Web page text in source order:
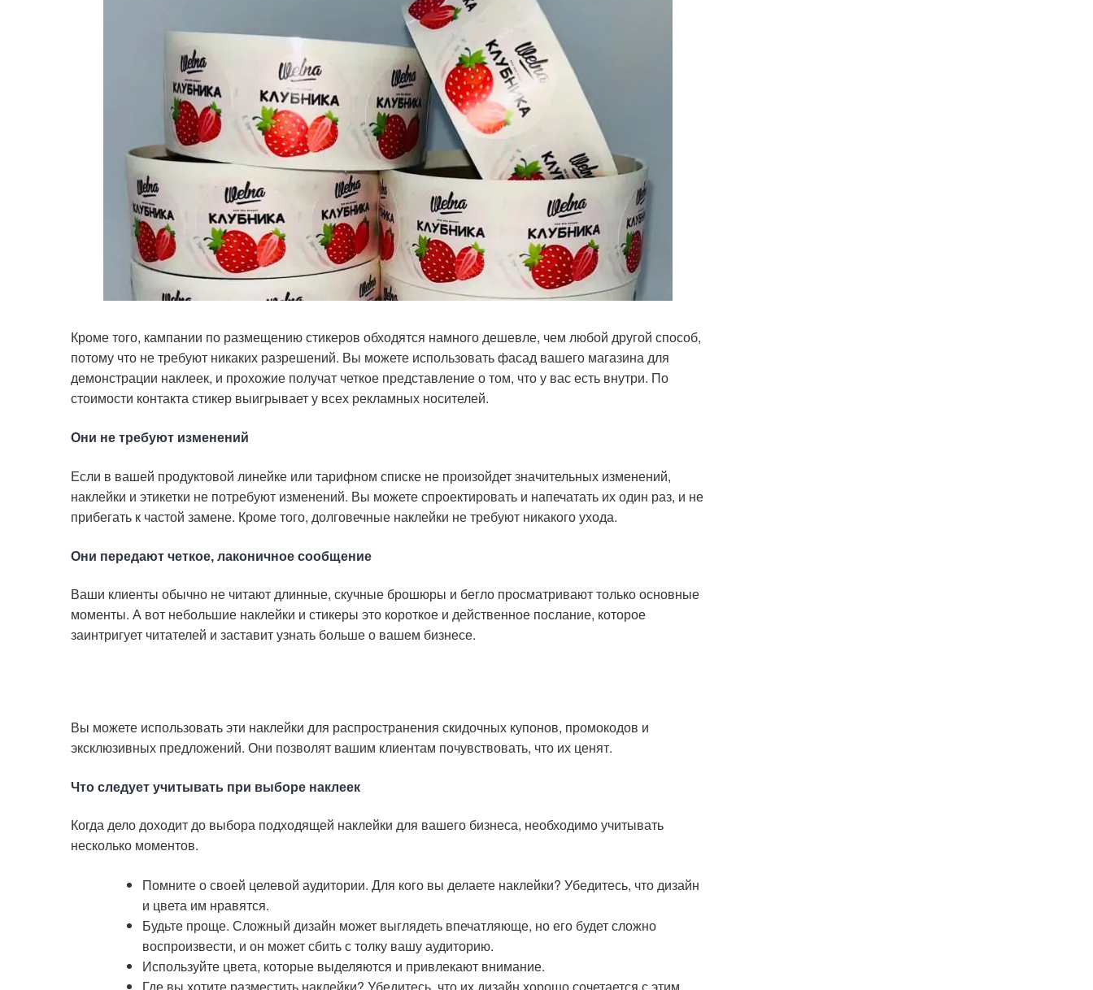
Кроме того, кампании по размещению стикеров обходятся намного дешевле, чем любой другой способ,
потому что не требуют никаких разрешений. Вы можете использовать фасад вашего магазина для
демонстрации наклеек, и прохожие получат четкое представление о том, что у вас есть внутри. По
стоимости контакта стикер выигрывает у всех рекламных носителей.
Они не требуют изменений
Если в вашей продуктовой линейке или тарифном списке не произойдет значительных изменений,
наклейки и этикетки не потребуют изменений. Вы можете спроектировать и напечатать их один раз, и не
прибегать к частой замене. Кроме того, долговечные наклейки не требуют никакого ухода.
Они передают четкое, лаконичное сообщение
Ваши клиенты обычно не читают длинные, скучные брошюры и бегло просматривают только основные
моменты. А вот небольшие наклейки и стикеры это короткое и действенное послание, которое
заинтригует читателей и заставит узнать больше о вашем бизнесе.
Вы можете использовать эти наклейки для распространения скидочных купонов, промокодов и
эксклюзивных предложений. Они позволят вашим клиентам почувствовать, что их ценят.
Что следует учитывать при выборе наклеек
Когда дело доходит до выбора подходящей наклейки для вашего бизнеса, необходимо учитывать
несколько моментов.
Помните о своей целевой аудитории. Для кого вы делаете наклейки? Убедитесь, что дизайн
и цвета им нравятся.
Будьте проще. Сложный дизайн может выглядеть впечатляюще, но его будет сложно
воспроизвести, и он может сбить с толку вашу аудиторию.
Используйте цвета, которые выделяются и привлекают внимание.